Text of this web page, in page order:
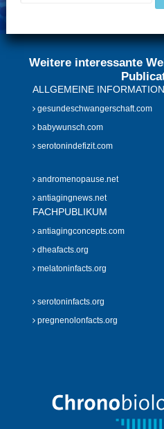
Weitere interessante
ALLGEMEINE INFORMATION
gesundeschwangerschaft.com
babywunsch.com
serotonindefizit.com
andromenopause.net
antiagingnews.net
FACHPUBLIKUM
antiagingconcepts.com
dheafacts.org
melatoninfacts.org
serotoninfacts.org
pregnenolonfacts.org